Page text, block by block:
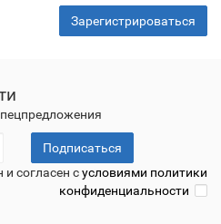
Подписаться
согласен сусловиями политики
конфиденциальности